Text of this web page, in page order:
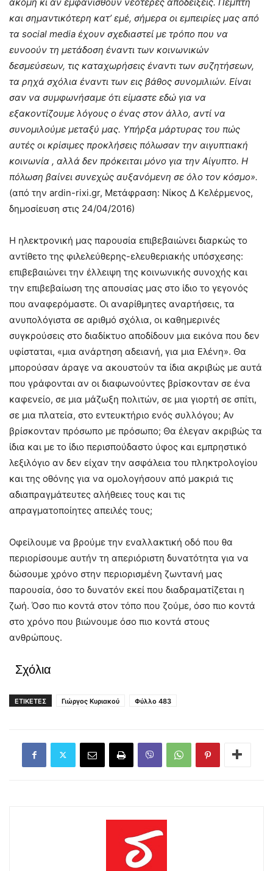
και σημαντικότερη κατ’ εμέ, σήμερα οι εμπειρίες μας από
τα social media έχουν σχεδιαστεί με τρόπο που να
ευνοούν τη μετάδοση έναντι των κοινωνικών
δεσμεύσεων, τις καταχωρήσεις έναντι των συζητήσεων,
τα ρηχά σχόλια έναντι των εις βάθος συνομιλιών. Είναι
σαν να συμφωνήσαμε ότι είμαστε εδώ για να
εξακοντίζουμε λόγους ο ένας στον άλλο, αντί να
συνομιλούμε μεταξύ μας. Υπήρξα μάρτυρας του πώς
αυτές οι κρίσιμες προκλήσεις πόλωσαν την αιγυπτιακή
κοινωνία , αλλά δεν πρόκειται μόνο για την Αίγυπτο. Η
πόλωση βαίνει συνεχώς αυξανόμενη σε όλο τον κόσμο».
(από την ardin-rixi.gr, Μετάφραση: Νίκος Δ Κελέρμενος,
δημοσίευση στις 24/04/2016)
Η ηλεκτρονική μας παρουσία επιβεβαιώνει διαρκώς το
αντίθετο της φιλελεύθερης-ελευθεριακής υπόσχεσης:
επιβεβαιώνει την έλλειψη της κοινωνικής συνοχής και
την επιβεβαίωση της απουσίας μας στο ίδιο το γεγονός
που αναφερόμαστε. Οι αναρίθμητες αναρτήσεις, τα
ανυπολόγιστα σε αριθμό σχόλια, οι καθημερινές
συγκρούσεις στο διαδίκτυο αποδίδουν μια εικόνα που δεν
υφίσταται, «μια ανάρτηση αδειανή, για μια Ελένη». Θα
μπορούσαν άραγε να ακουστούν τα ίδια ακριβώς με αυτά
που γράφονται αν οι διαφωνούντες βρίσκονταν σε ένα
καφενείο, σε μια μάζωξη πολιτών, σε μια γιορτή σε σπίτι,
σε μια πλατεία, στο εντευκτήριο ενός συλλόγου; Αν
βρίσκονταν πρόσωπο με πρόσωπο; Θα έλεγαν ακριβώς τα
ίδια και με το ίδιο περισπούδαστο ύφος και εμπρηστικό
λεξιλόγιο αν δεν είχαν την ασφάλεια του πληκτρολογίου
και της οθόνης για να ομολογήσουν από μακριά τις
αδιαπραγμάτευτες αλήθειες τους και τις
απραγματοποίητες απειλές τους;
Οφείλουμε να βρούμε την εναλλακτική οδό που θα
περιορίσουμε αυτήν τη απεριόριστη δυνατότητα για να
δώσουμε χρόνο στην περιορισμένη ζωντανή μας
παρουσία, όσο το δυνατόν εκεί που διαδραματίζεται η
ζωή. Όσο πιο κοντά στον τόπο που ζούμε, όσο πιο κοντά
στο χρόνο που βιώνουμε όσο πιο κοντά στους
ανθρώπους.
Σχόλια
ΕΤΙΚΕΤΕΣ Γιώργος Κυριακού Φύλλο 483